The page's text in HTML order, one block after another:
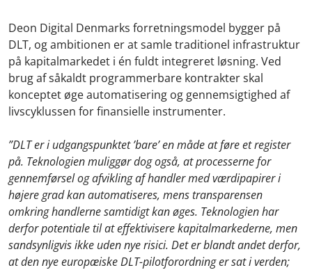
Deon Digital Denmarks forretningsmodel bygger på
DLT, og ambitionen er at samle traditionel infrastruktur
på kapitalmarkedet i én fuldt integreret løsning. Ved
brug af såkaldt programmerbare kontrakter skal
konceptet øge automatisering og gennemsigtighed af
livscyklussen for finansielle instrumenter.
”DLT er i udgangspunktet ’bare’ en måde at føre et register
på. Teknologien muliggør dog også, at processerne for
gennemførsel og afvikling af handler med værdipapirer i
højere grad kan automatiseres, mens transparensen
omkring handlerne samtidigt kan øges. Teknologien har
derfor potentiale til at effektivisere kapitalmarkederne, men
sandsynligvis ikke uden nye risici. Det er blandt andet derfor,
at den nye europæiske DLT-pilotforordning er sat i verden;